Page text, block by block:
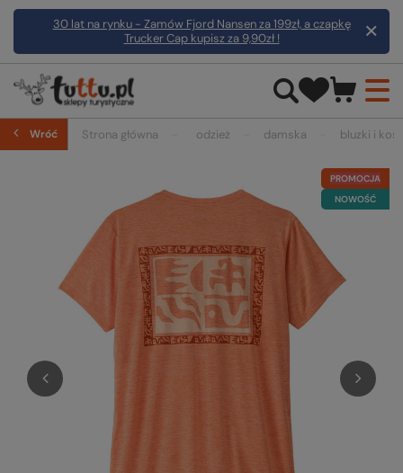
30 lat na rynku - Zamów Fjord Nansen za 199zł, a czapkę
Trucker Cap kupisz za 9,90zł !
Wróć Strona główna odzież damska bluzki i
PROMOCJA
NOWOŚĆ